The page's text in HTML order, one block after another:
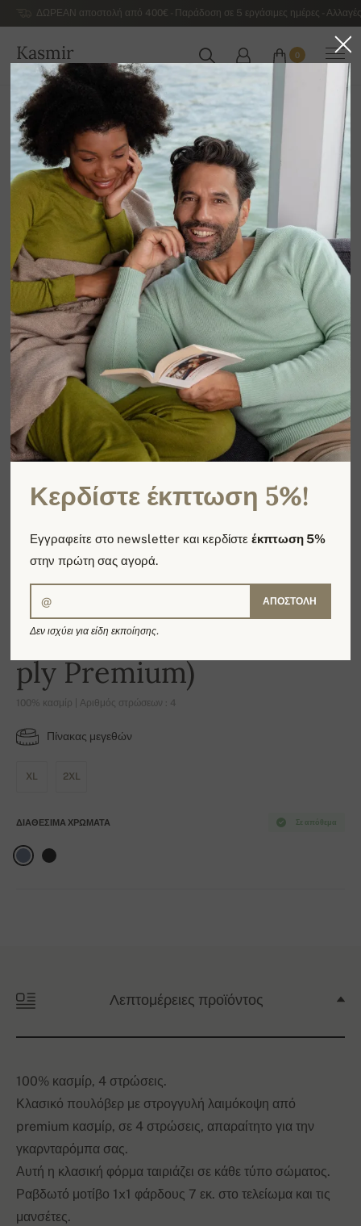
ΔΩΡΕΑΝ αποστολή από 400€ - Παράδοση σε 5 εργάσιμες ημέρες -
Kasmir
ΕΛΛΆΔΑ
0
Αρχική Αντρικά κασμιρένια πουλόβερ πολυτελείας
Men's sweater (Nestor 4
ply Premium)
100% κασμίρ | Αριθμός στρώσεων : 4
Πίνακας μεγεθών
XL 2XL
Σε απόθεμα
ΔΙΑΘΈΣΙΜΑ ΧΡΏΜΑΤΑ
Λεπτομέρειες προϊόντος
100% κασμίρ, 4 στρώσεις.
Κλασικό πουλόβερ με στρογγυλή λαιμόκοψη από
premium κασμίρ, σε 4 στρώσεις, απαραίτητο για την
γκαρνταρόμπα σας.
Αυτή η κλασική φόρμα ταιριάζει σε κάθε τύπο σώματος.
Ραβδωτό μοτίβο 1x1 φάρδους 7 εκ. στο τελείωμα και τις
μανσέτες.
Κερδίστε έκπτωση 5%!
Εγγραφείτε στο newsletter και κερδίστεέκπτωση 5%
στην πρώτη σας αγορά.
ΑΠΟΣΤΟΛΉ
Δεν ισχύει για είδη εκποίησης.